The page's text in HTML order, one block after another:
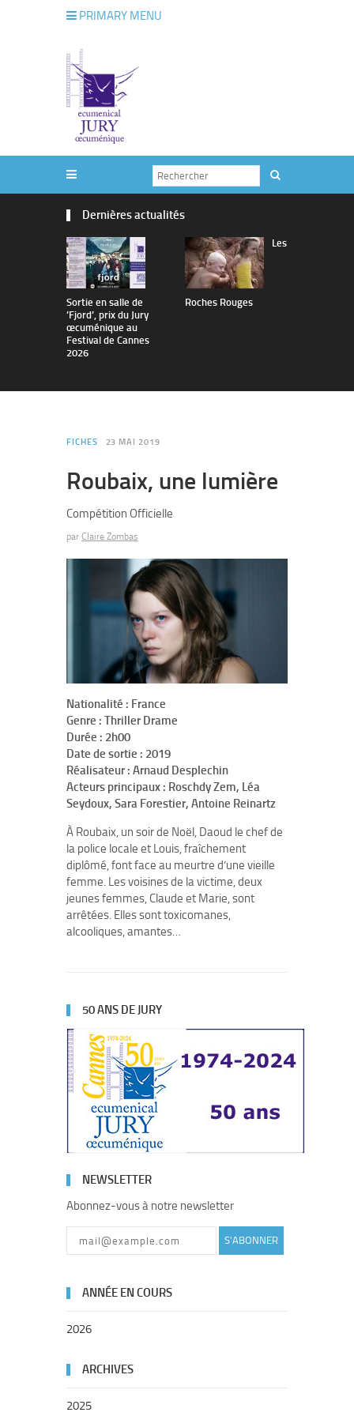
PRIMARY MENU
Dernières actualités
Sortie en salle de
’Fjord’, prix du Jury
œcuménique au
Festival de Cannes
2026
Les
Roches Rouges
FICHES 23 MAI 2019
Roubaix, une lumière
Compétition Officielle
par Claire Zombas
Nationalité : France
Genre : Thriller Drame
Durée : 2h00
Date de sortie : 2019
Réalisateur : Arnaud Desplechin
Acteurs principaux : Roschdy Zem, Léa
Seydoux, Sara Forestier, Antoine Reinartz
À Roubaix, un soir de Noël, Daoud le chef de
la police locale et Louis, fraîchement
diplômé, font face au meurtre d’une vieille
femme. Les voisines de la victime, deux
jeunes femmes, Claude et Marie, sont
arrêtées. Elles sont toxicomanes,
alcooliques, amantes…
50 ANS DE JURY
NEWSLETTER
Abonnez-vous à notre newsletter
S'ABONNER
ANNÉE EN COURS
2026
ARCHIVES
2025